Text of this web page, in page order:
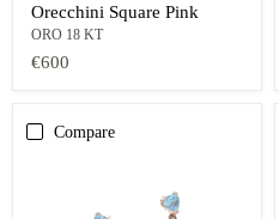
Orecchini Square Pink
ORO 18 KT
€600
Compare